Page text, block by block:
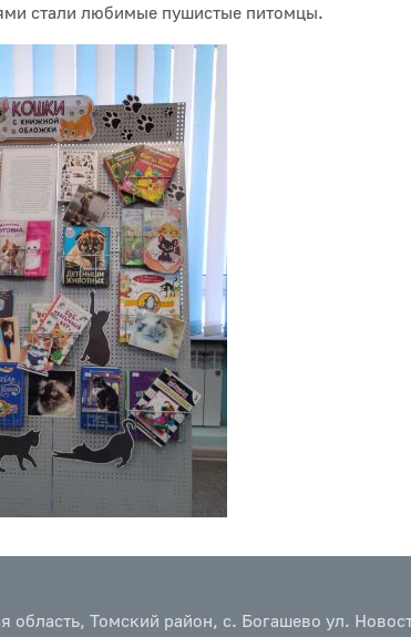
стали любимые пушистые питомцы.
область, Томский район, с. Богашево ул.